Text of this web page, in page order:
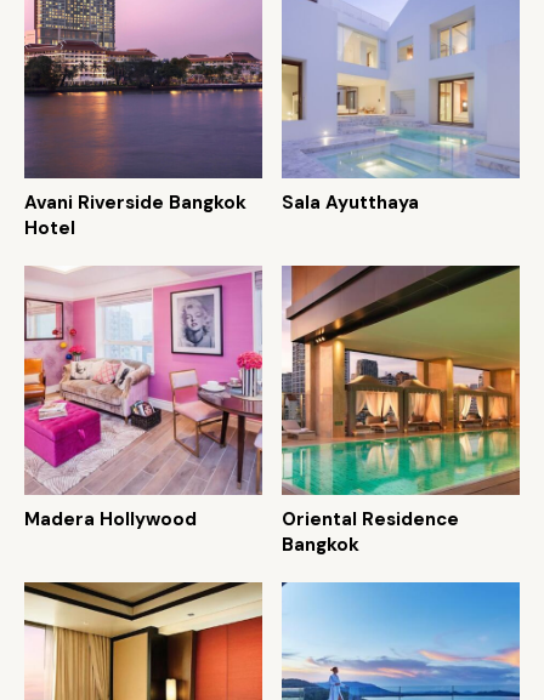
Avani Riverside Bangkok
Hotel
Sala Ayutthaya
Madera Hollywood
Oriental Residence
Bangkok